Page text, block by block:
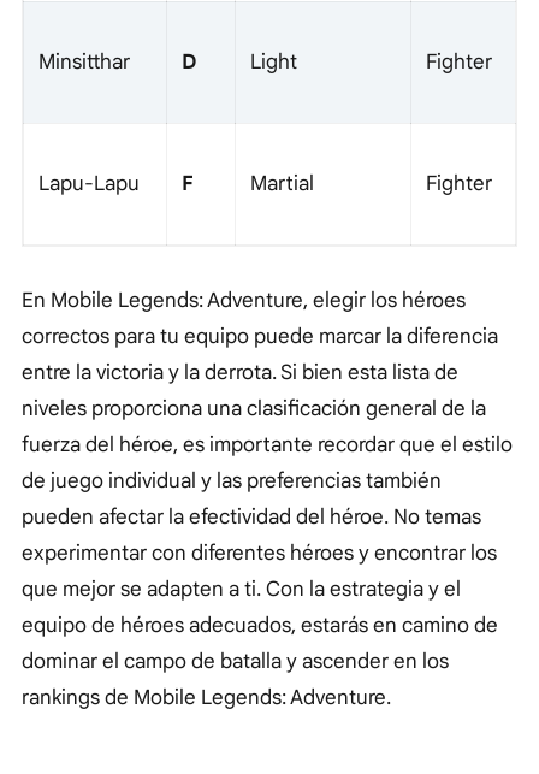
Minsitthar D Light Fighter
Lapu-Lapu F Martial Fighter
En Mobile Legends: Adventure, elegir los héroes
correctos para tu equipo puede marcar la diferencia
entre la victoria y la derrota. Si bien esta lista de
niveles proporciona una clasificación general de la
fuerza del héroe, es importante recordar que el estilo
de juego individual y las preferencias también
pueden afectar la efectividad del héroe. No temas
experimentar con diferentes héroes y encontrar los
que mejor se adapten a ti. Con la estrategia y el
equipo de héroes adecuados, estarás en camino de
dominar el campo de batalla y ascender en los
rankings de Mobile Legends: Adventure.